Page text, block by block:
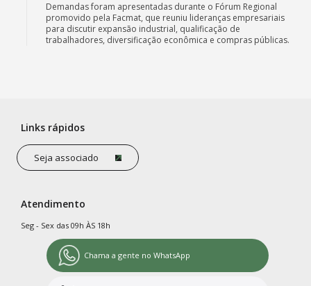
Demandas foram apresentadas durante o Fórum Regional
promovido pela Facmat, que reuniu lideranças empresariais
para discutir expansão industrial, qualificação de
trabalhadores, diversificação econômica e compras públicas.
Links rápidos
Seja associado
Atendimento
Seg - Sex das 09h ÀS 18h
Chama a gente no WhatsApp